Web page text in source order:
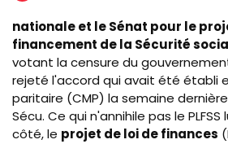
nationale et le Sénat pour le
financement de la Sécurité
votant la censure du
rejeté l'accord qui avait été établi
paritaire (CMP) la semaine
Sécu. Ce qui n'annihile pas le
côté, le projet de loi de finances